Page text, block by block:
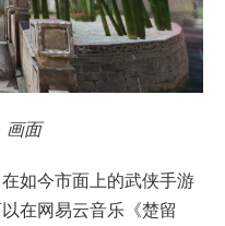
画面
如今市面上的武侠手游
在网易云音乐《楚留